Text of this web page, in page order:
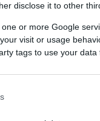
disclose it to other
or more Google
visit or usage
tags to use your